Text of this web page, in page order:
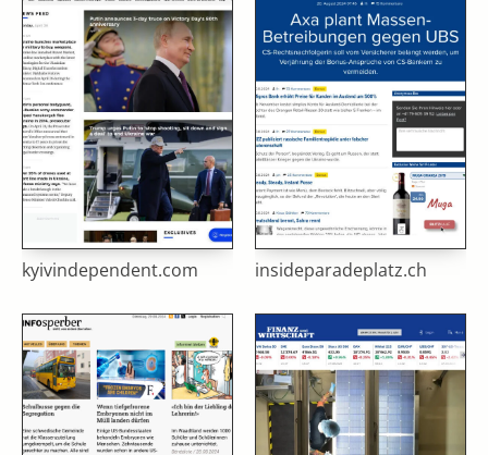
kyivindependent.com insideparadeplatz.ch